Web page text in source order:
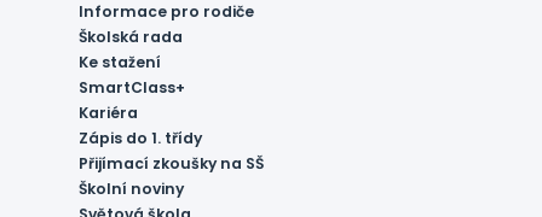
Informace pro rodiče
Školská rada
Ke stažení
SmartClass+
Kariéra
Zápis do 1. třídy
Přijímací zkoušky na SŠ
Školní noviny